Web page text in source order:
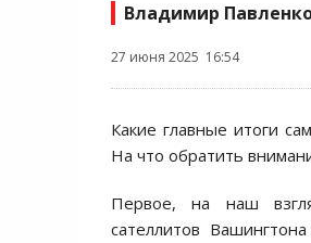
Владимир
27 июня 2025 16:54
Какие главные итоги
На что обратить
Первое, на наш
сателлитов